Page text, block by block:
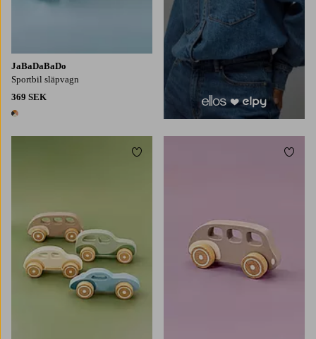
JaBaDaBaDo
Sportbil släpvagn
369 SEK
1 färg
Lägg till i favoriter